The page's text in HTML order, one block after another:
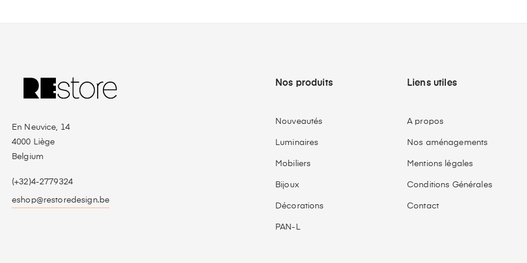
En Neuvice, 14
4000 Liège
Belgium
(+32)4-2779324
eshop@restoredesign.be
Nos produits
Nouveautés
Luminaires
Mobiliers
Bijoux
Décorations
PAN-L
Liens utiles
A propos
Nos aménagements
Mentions légales
Conditions Générales
Contact